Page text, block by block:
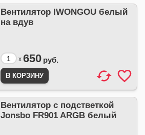
Вентилятор IWONGOU белый
на вдув
x 650 руб.
Вентилятор с подстветкой
Jonsbo FR901 ARGB белый